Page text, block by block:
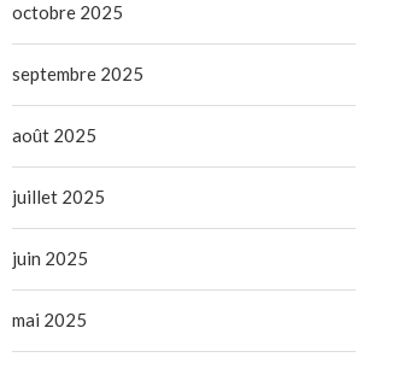
octobre 2025
septembre 2025
août 2025
juillet 2025
juin 2025
mai 2025